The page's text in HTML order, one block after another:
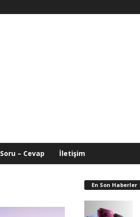
Soru – Cevap İletişim
En Son Haberler